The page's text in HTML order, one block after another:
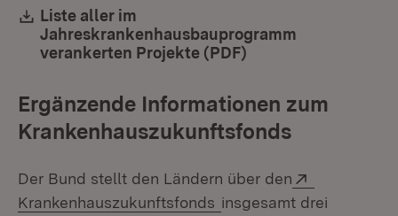
Download:
Liste aller im
Jahreskrankenhausbauprogramm
verankerten Projekte (PDF)
Ergänzende Informationen zum
Krankenhauszukunftsfonds
Der Bund stellt den Ländern über den
Krankenhauszukunftsfonds (Öffnet in neuem
insgesamt drei